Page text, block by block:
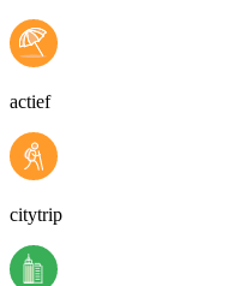
actief
citytrip